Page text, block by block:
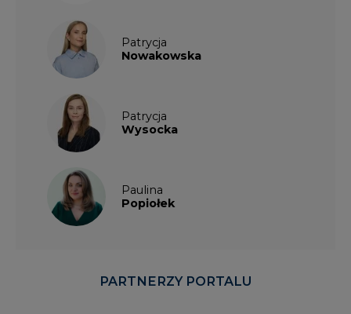
Patrycja
Nowakowska
Patrycja
Wysocka
Paulina
Popiołek
PARTNERZY PORTALU